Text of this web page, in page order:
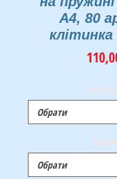
А4, 80
клітинка